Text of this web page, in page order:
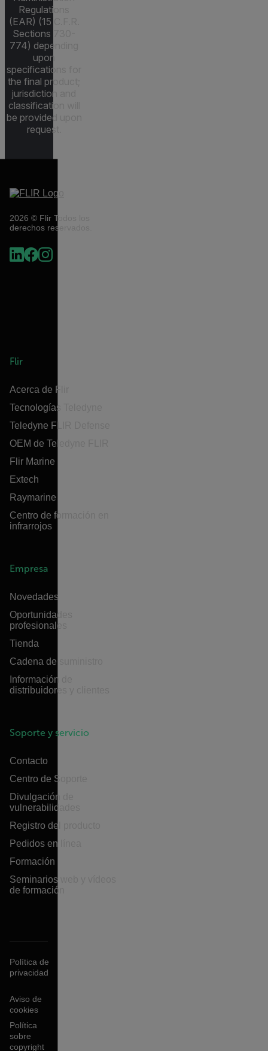
Regulations
(EAR) (15 C.F.R.
Sections 730-
774) depending
upon
specifications for
the final product;
jurisdiction and
classification will
be provided upon
request.
2026 © Flir Todos los
derechos reservados.
Flir
Acerca de Flir
Tecnologías Teledyne
Teledyne FLIR Defense
OEM de Teledyne FLIR
Flir Marine
Extech
Raymarine
Centro de formación en
infrarrojos
Empresa
Novedades
Oportunidades
profesionales
Tienda
Cadena de suministro
Información de
distribuidores y clientes
Soporte y servicio
Contacto
Centro de Soporte
Divulgación de
vulnerabilidades
Registro del producto
Pedidos en línea
Formación
Seminarios web y vídeos
de formación
Política de
privacidad
Aviso de
cookies
Política
sobre
copyright